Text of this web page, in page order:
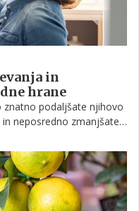
in
hrane
znatno podaljšate njihovo
neposredno zmanjšate